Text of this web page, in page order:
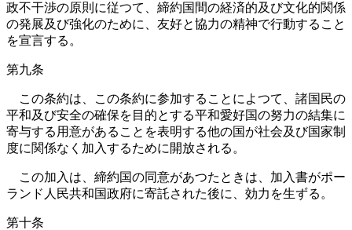
政不干渉の原則に従つて、締約国間の経済的及び文化的関係
の発展及び強化のために、友好と協力の精神で行動すること
を宣言する。
第九条
この条約は、この条約に参加することによつて、諸国民の
平和及び安全の確保を目的とする平和愛好国の努力の結集に
寄与する用意があることを表明する他の国が社会及び国家制
度に関係なく加入するために開放される。
この加入は、締約国の同意があつたときは、加入書がポー
ランド人民共和国政府に寄託された後に、効力を生ずる。
第十条